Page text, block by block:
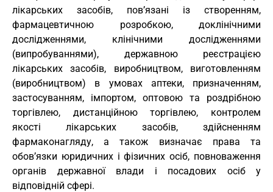
лікарських засобів, пов’язані із створенням,
фармацевтичною розробкою, доклінічними
дослідженнями, клінічними дослідженнями
(випробуваннями), державною реєстрацією
лікарських засобів, виробництвом, виготовленням
(виробництвом) в умовах аптеки, призначенням,
застосуванням, імпортом, оптовою та роздрібною
торгівлею, дистанційною торгівлею, контролем
якості лікарських засобів, здійсненням
фармаконагляду, а також визначає права та
обов’язки юридичних і фізичних осіб, повноваження
органів державної влади і посадових осіб у
відповідній сфері.